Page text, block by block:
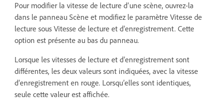
Pour modifier la vitesse de lecture d’une scène, ouvrez-la
dans le panneau Scène et modifiez le paramètre Vitesse de
lecture sous Vitesse de lecture et d’enregistrement. Cette
option est présente au bas du panneau.
Lorsque les vitesses de lecture et d’enregistrement sont
différentes, les deux valeurs sont indiquées, avec la vitesse
d’enregistrement en rouge. Lorsqu’elles sont identiques,
seule cette valeur est affichée.